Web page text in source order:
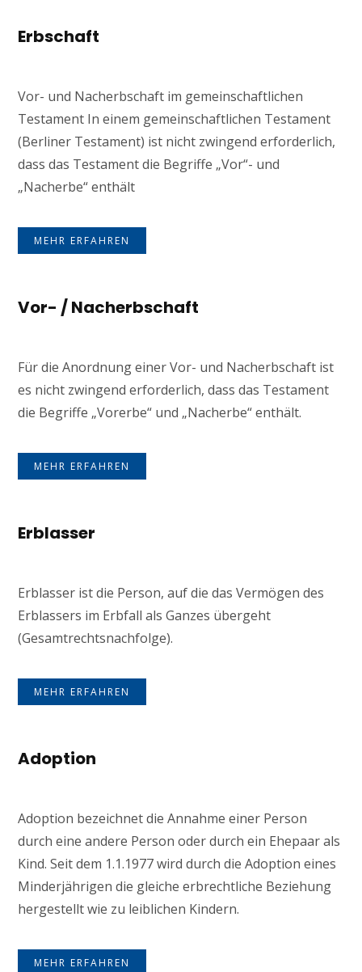
Erbschaft
Vor- und Nacherbschaft im gemeinschaftlichen
Testament In einem gemeinschaftlichen Testament
(Berliner Testament) ist nicht zwingend erforderlich,
dass das Testament die Begriffe „Vor“- und
„Nacherbe“ enthält
MEHR ERFAHREN
Vor- / Nacherbschaft
Für die Anordnung einer Vor- und Nacherbschaft ist
es nicht zwingend erforderlich, dass das Testament
die Begriffe „Vorerbe“ und „Nacherbe“ enthält.
MEHR ERFAHREN
Erblasser
Erblasser ist die Person, auf die das Vermögen des
Erblassers im Erbfall als Ganzes übergeht
(Gesamtrechtsnachfolge).
MEHR ERFAHREN
Adoption
Adoption bezeichnet die Annahme einer Person
durch eine andere Person oder durch ein Ehepaar als
Kind. Seit dem 1.1.1977 wird durch die Adoption eines
Minderjährigen die gleiche erbrechtliche Beziehung
hergestellt wie zu leiblichen Kindern.
MEHR ERFAHREN